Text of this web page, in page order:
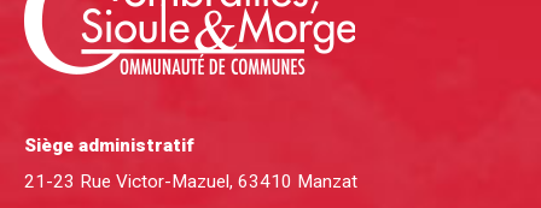
Siège administratif
21-23 Rue Victor-Mazuel, 63410 Manzat